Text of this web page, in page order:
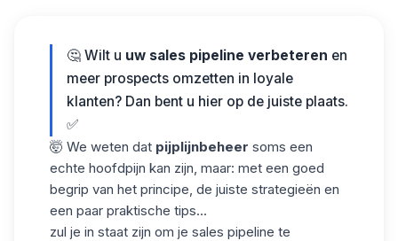
🤔 Wilt u uw sales pipeline verbeteren en
meer prospects omzetten in loyale
klanten? Dan bent u hier op de juiste plaats.
✅
🤯 We weten dat pijplijnbeheer soms een
echte hoofdpijn kan zijn, maar: met een goed
begrip van het principe, de juiste strategieën en
een paar praktische tips...
zul je in staat zijn om je sales pipeline te